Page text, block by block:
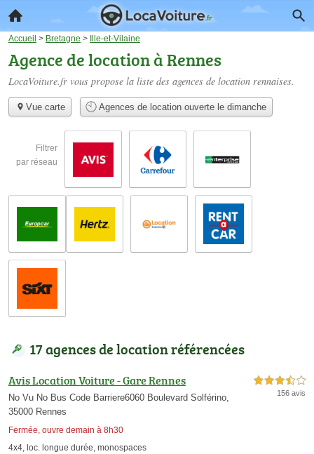
Accueil > Bretagne > Ille-et-Vilaine
Agence de location à Rennes
LocaVoiture.fr vous propose la liste des agences de location rennaises.
Vue carte Agences de location ouverte le dimanche
Filtrer
par réseau
17 agences de location référencées
Avis Location Voiture - Gare Rennes
No Vu No Bus Code Barriere6060 Boulevard Solférino,
35000 Rennes
Fermée, ouvre demain à 8h30
3,5 étoiles sur 5
156 avis
4x4, loc. longue durée, monospaces